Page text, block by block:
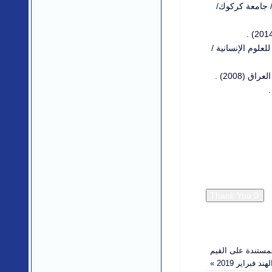
/ جامعة كركوك/
الإنسانية /
(2008) .
على القيم
فبراير 2019
»